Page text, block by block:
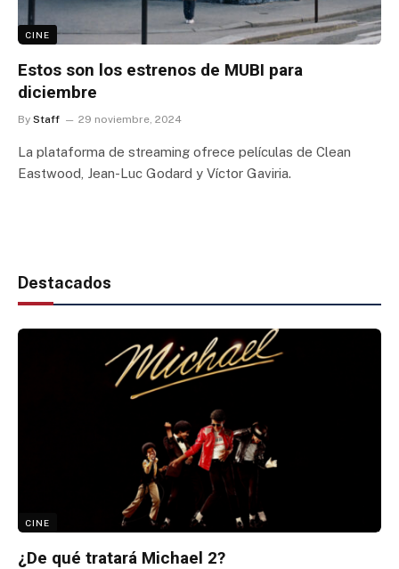
CINE
Estos son los estrenos de MUBI para
diciembre
By Staff 29 noviembre, 2024
La plataforma de streaming ofrece películas de Clean
Eastwood, Jean-Luc Godard y Víctor Gaviria.
Destacados
CINE
¿De qué tratará Michael 2?